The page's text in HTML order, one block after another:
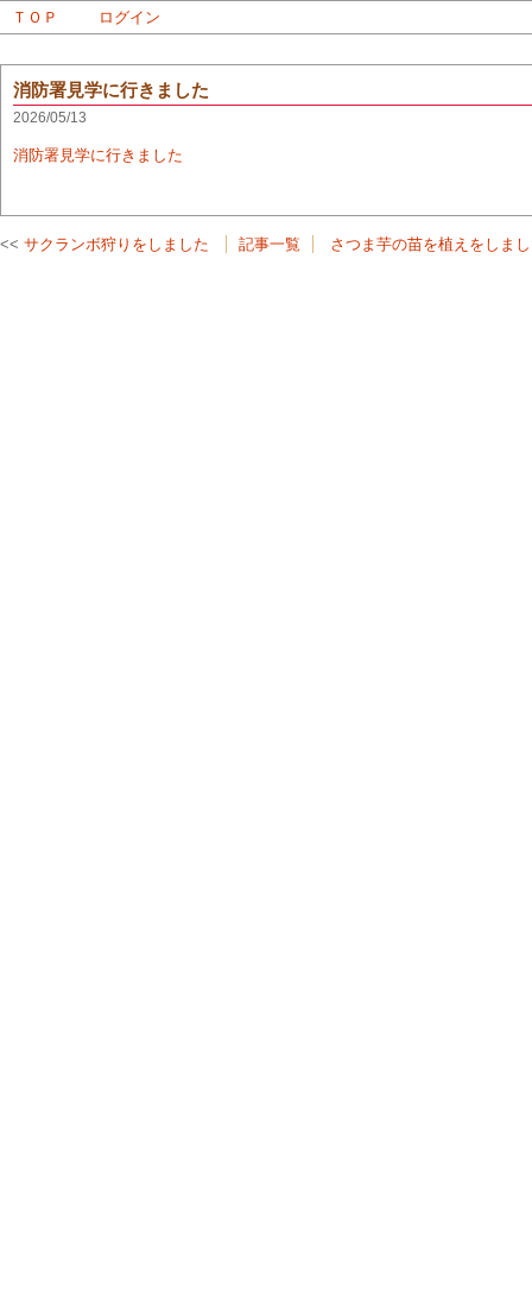
ＴＯＰ ログイン
消防署見学に行きました
2026/05/13
消防署見学に行きました
サクランボ狩りをしました 記事一覧 さつま芋の苗を植えをしま